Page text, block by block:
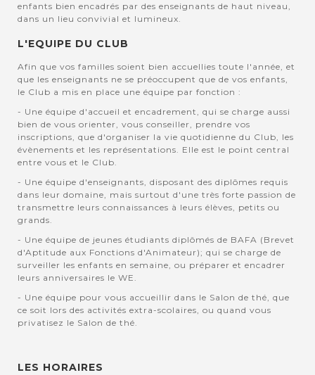
enfants bien encadrés par des enseignants de haut niveau,
dans un lieu convivial et lumineux.
L'EQUIPE DU CLUB
Afin que vos familles soient bien accuellies toute l'année, et
que les enseignants ne se préoccupent que de vos enfants,
le Club a mis en place une équipe par fonction :
- Une équipe d'accueil et encadrement, qui se charge aussi
bien de vous orienter, vous conseiller, prendre vos
inscriptions, que d'organiser la vie quotidienne du Club, les
évènements et les représentations. Elle est le point central
entre vous et le Club.
- Une équipe d'enseignants, disposant des diplômes requis
dans leur domaine, mais surtout d'une très forte passion de
transmettre leurs connaissances à leurs élèves, petits ou
grands.
- Une équipe de jeunes étudiants diplômés de BAFA (Brevet
d'Aptitude aux Fonctions d'Animateur); qui se charge de
surveiller les enfants en semaine, ou préparer et encadrer
leurs anniversaires le WE.
- Une équipe pour vous accueillir dans le Salon de thé, que
ce soit lors des activités extra-scolaires, ou quand vous
privatisez le Salon de thé.
LES HORAIRES